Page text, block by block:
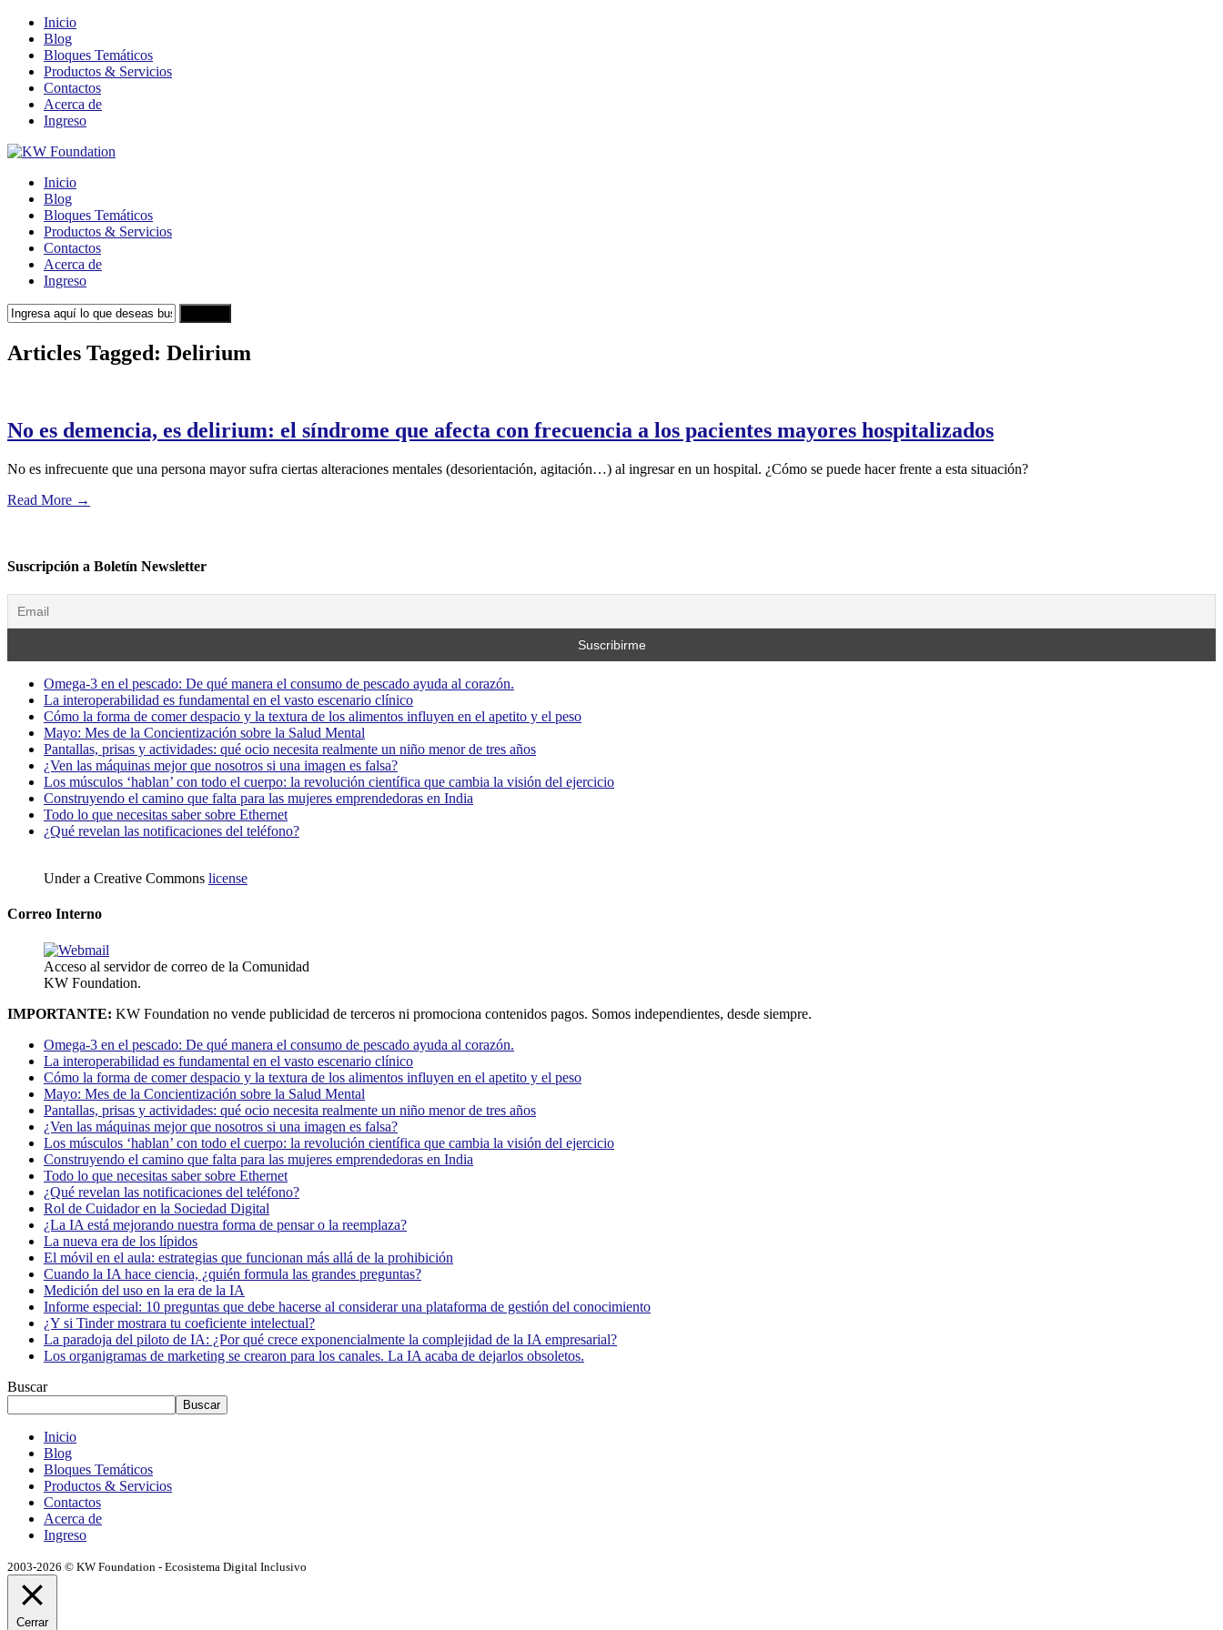
Inicio
Blog
Bloques Temáticos
Productos & Servicios
Contactos
Acerca de
Ingreso
Inicio
Blog
Bloques Temáticos
Productos & Servicios
Contactos
Acerca de
Ingreso
Articles Tagged: Delirium
No es demencia, es delirium: el síndrome que afecta con frecuencia a los pacientes mayores hospitalizados
No es infrecuente que una persona mayor sufra ciertas alteraciones mentales (desorientación, agitación…) al ingresar en un hospital. ¿Cómo se puede hacer frente a esta situación?
Read More →
Suscripción a Boletín Newsletter
Omega-3 en el pescado: De qué manera el consumo de pescado ayuda al corazón.
La interoperabilidad es fundamental en el vasto escenario clínico
Cómo la forma de comer despacio y la textura de los alimentos influyen en el apetito y el peso
Mayo: Mes de la Concientización sobre la Salud Mental
Pantallas, prisas y actividades: qué ocio necesita realmente un niño menor de tres años
¿Ven las máquinas mejor que nosotros si una imagen es falsa?
Los músculos ‘hablan’ con todo el cuerpo: la revolución científica que cambia la visión del ejercicio
Construyendo el camino que falta para las mujeres emprendedoras en India
Todo lo que necesitas saber sobre Ethernet
¿Qué revelan las notificaciones del teléfono?
Under a Creative Commons license
Correo Interno
Acceso al servidor de correo de la Comunidad
KW Foundation.
IMPORTANTE: KW Foundation no vende publicidad de terceros ni promociona contenidos pagos. Somos independientes, desde siempre.
Omega-3 en el pescado: De qué manera el consumo de pescado ayuda al corazón.
La interoperabilidad es fundamental en el vasto escenario clínico
Cómo la forma de comer despacio y la textura de los alimentos influyen en el apetito y el peso
Mayo: Mes de la Concientización sobre la Salud Mental
Pantallas, prisas y actividades: qué ocio necesita realmente un niño menor de tres años
¿Ven las máquinas mejor que nosotros si una imagen es falsa?
Los músculos ‘hablan’ con todo el cuerpo: la revolución científica que cambia la visión del ejercicio
Construyendo el camino que falta para las mujeres emprendedoras en India
Todo lo que necesitas saber sobre Ethernet
¿Qué revelan las notificaciones del teléfono?
Rol de Cuidador en la Sociedad Digital
¿La IA está mejorando nuestra forma de pensar o la reemplaza?
La nueva era de los lípidos
El móvil en el aula: estrategias que funcionan más allá de la prohibición
Cuando la IA hace ciencia, ¿quién formula las grandes preguntas?
Medición del uso en la era de la IA
Informe especial: 10 preguntas que debe hacerse al considerar una plataforma de gestión del conocimiento
¿Y si Tinder mostrara tu coeficiente intelectual?
La paradoja del piloto de IA: ¿Por qué crece exponencialmente la complejidad de la IA empresarial?
Los organigramas de marketing se crearon para los canales. La IA acaba de dejarlos obsoletos.
Buscar
Buscar
Inicio
Blog
Bloques Temáticos
Productos & Servicios
Contactos
Acerca de
Ingreso
2003-2026 © KW Foundation - Ecosistema Digital Inclusivo
Cerrar